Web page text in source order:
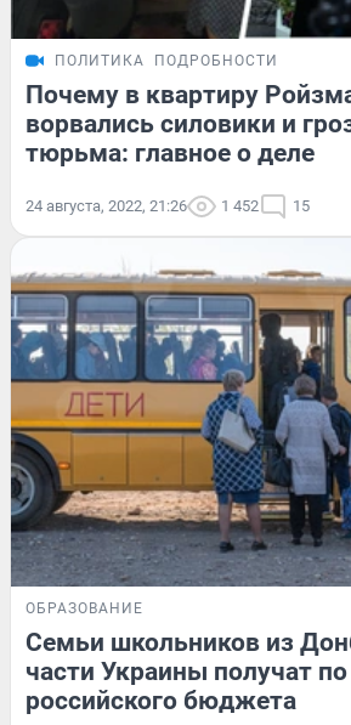
ПОЛИТИКА ПОДРОБНОСТИ
Почему в квартиру
ворвались силовики и
тюрьма: главное о деле
24 августа, 2022, 21:26 1 452 15
ОБРАЗОВАНИЕ
Семьи школьников из
части Украины получат
российского бюджета